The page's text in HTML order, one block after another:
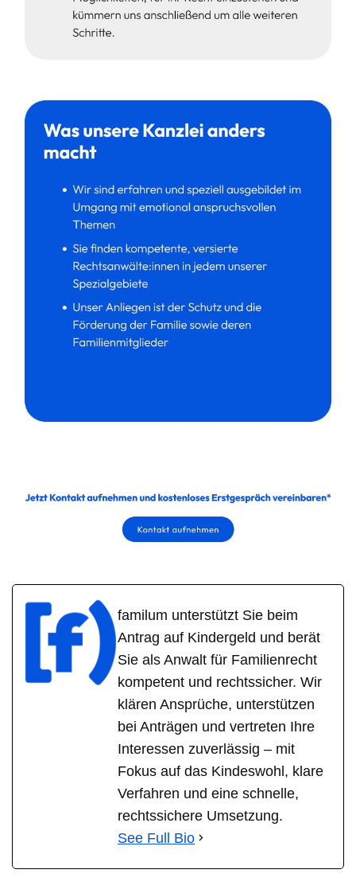
familum unterstützt Sie beim
Antrag auf Kindergeld und berät
Sie als Anwalt für Familienrecht
kompetent und rechtssicher. Wir
klären Ansprüche, unterstützen
bei Anträgen und vertreten Ihre
Interessen zuverlässig – mit
Fokus auf das Kindeswohl, klare
Verfahren und eine schnelle,
rechtssichere Umsetzung.
See Full Bio